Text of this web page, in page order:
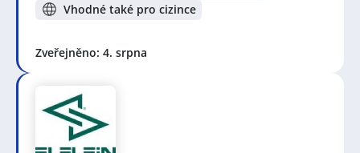
Vhodné také pro cizince
Zveřejněno: 4. srpna